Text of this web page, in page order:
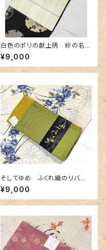
白色のポリの献上柄 紗の名古
屋帯 長尺
¥9,000
そしてゆめ ふくれ織のリバー
シブル半幅帯 抹茶色×金茶色
¥9,000